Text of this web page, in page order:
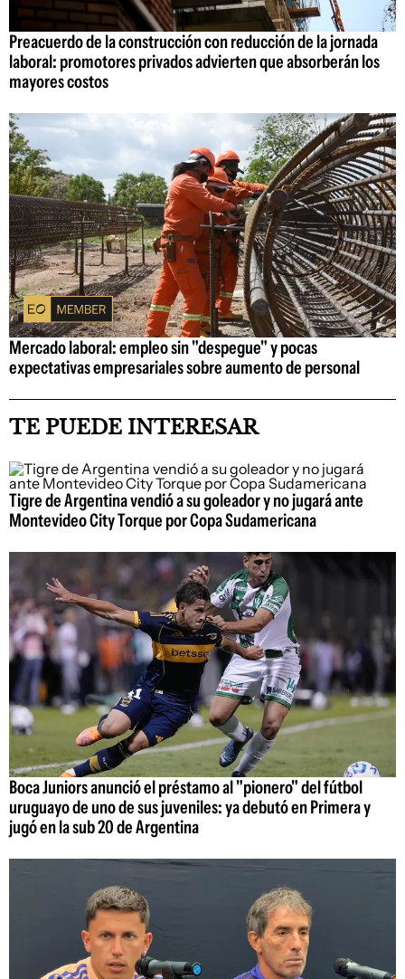
Preacuerdo de la construcción con reducción de la jornada
laboral: promotores privados advierten que absorberán los
mayores costos
Mercado laboral: empleo sin "despegue" y pocas
expectativas empresariales sobre aumento de personal
TE PUEDE INTERESAR
Tigre de Argentina vendió a su goleador y no jugará ante
Montevideo City Torque por Copa Sudamericana
Boca Juniors anunció el préstamo al "pionero" del fútbol
uruguayo de uno de sus juveniles: ya debutó en Primera y
jugó en la sub 20 de Argentina